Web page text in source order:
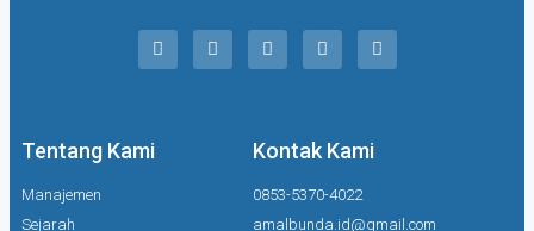
Tentang Kami
Manajemen
Sejarah
Kontak Kami
0853-5370-4022
amalbunda.id@gmail.com